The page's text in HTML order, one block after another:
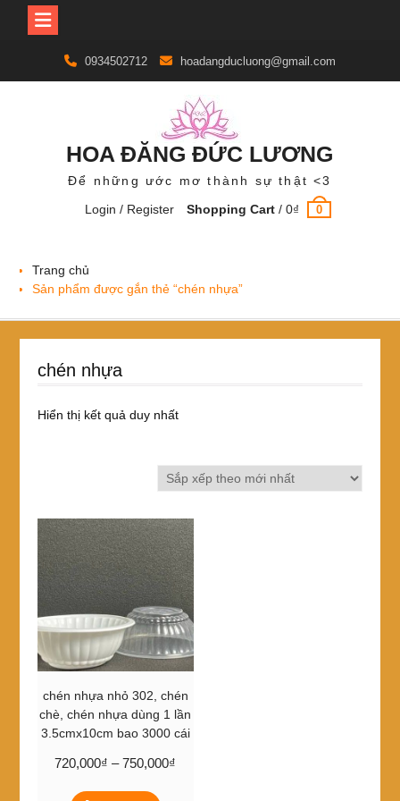
content
0934502712 hoadangducluong@gmail.com
HOA ĐĂNG ĐỨC LƯƠNG
Để những ước mơ thành sự thật <3
Login / Register
Shopping Cart /0₫ 0
Trang chủ
Sản phẩm được gắn thẻ “chén nhựa”
chén nhựa
Hiển thị kết quả duy nhất
chén nhựa nhỏ 302, chén
chè, chén nhựa dùng 1 lần
3.5cmx10cm bao 3000 cái
720,000₫ – 750,000₫